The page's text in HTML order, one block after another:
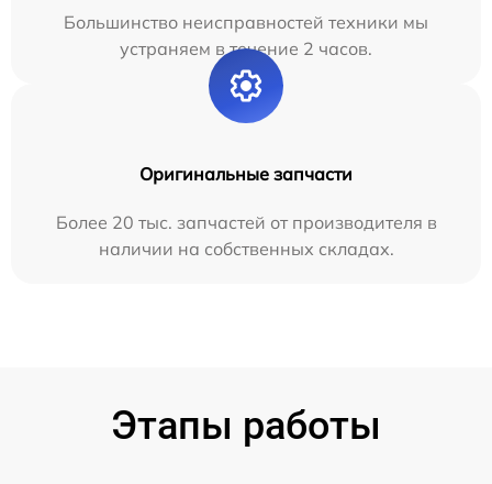
Большинство неисправностей техники мы
устраняем в течение 2 часов.
Оригинальные запчасти
Более 20 тыс. запчастей от производителя в
наличии на собственных складах.
Этапы работы